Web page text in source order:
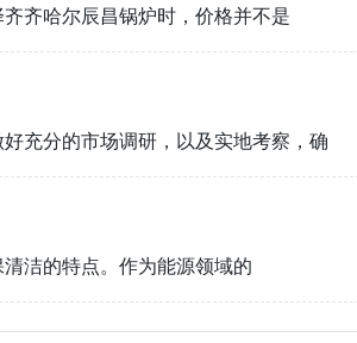
齐哈尔辰昌锅炉时，价格并不是
充分的市场调研，以及实地考察，确
洁的特点。作为能源领域的